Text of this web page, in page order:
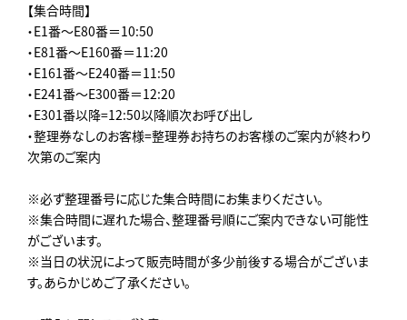
【集合時間】
・E1番～E80番＝10:50
・E81番～E160番＝11:20
・E161番～E240番＝11:50
・E241番～E300番＝12:20
・E301番以降=12:50以降順次お呼び出し
・整理券なしのお客様=整理券お持ちのお客様のご案内が終わり
次第のご案内
※必ず整理番号に応じた集合時間にお集まりください。
※集合時間に遅れた場合、整理番号順にご案内できない可能性
がございます。
※当日の状況によって販売時間が多少前後する場合がございま
す。あらかじめご了承ください。